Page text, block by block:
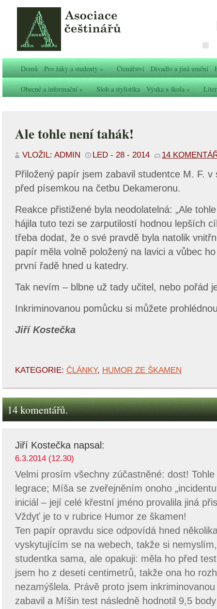
Domů Pro žáky a studenty» Čtenářství Divadlo a jiná umění
Obecné a informační» Sloh a stylistika Výuka a škola»
Ale tohle není tahák!
VLOŽIL: ADMIN LED - 28 - 2014 14
Přiložený papír jsem zabavil studentce M. F. v
před písemkou na četbu Dekameronu.
Reakce přistižené byla neodolatelná: „Ale
hájila tuto tezi se zarputilostí hodnou lepších
třeba dodat, že o své pravdě byla natolik
papír měla volně položený na lavici a vůbec
první řadě hned u katedry.
Tak nevím – blbne už tady učitel, nebo pořád
Inkriminovanou pomůcku si můžete
Jiří Kostečka
KATEGORIE: ČLÁNKY, HUMOR ZE ŠKAMEN
14 komentářů.
Jiří Kostečka napsal:
6.3.2014 (12.30)
Velmi prosím všechny zúčastněné: dost!
legrace; Míša se zveřejněním onoho
iniciál – její celé křestní jméno provalila jiná
Vždyť je to v rubrice Humor ze škamen!
Ten papír opravdu sice odpovídá hned
vyskytujícím se na webech, takže si
studentka sama, ale opakuji: měla ho před
jsem ho z deseti centimetrů, takže ona ho
nezamýšlela. Právě proto jsem
zabavil a Míšin test následně hodnotil 9,5